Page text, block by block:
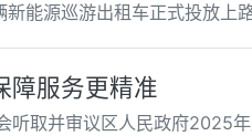
能源巡游出租车正式投放上
障服务更精准
听取并审议区人民政府2025